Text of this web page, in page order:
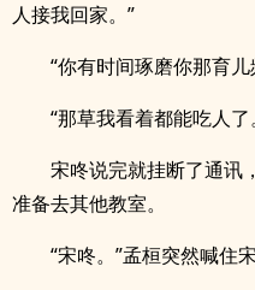
人接我回家。”
“你有时间琢磨你那育
“那草我看着都能吃人了
宋咚说完就挂断了通讯
准备去其他教室。
“宋咚。”孟桓突然喊住宋